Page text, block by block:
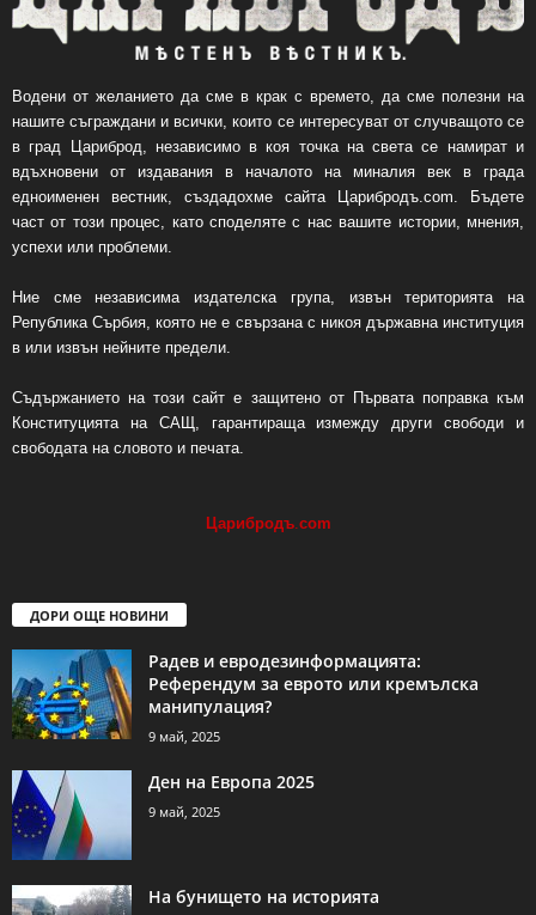
Водени от желанието да сме в крак с времето, да сме полезни на
нашите съграждани и всички, които се интересуват от случващото се
в град Цариброд, независимо в коя точка на света се намират и
вдъхновени от издавания в началото на миналия век в града
едноименен вестник, създадохме сайта Царибродъ.com. Бъдете
част от този процес, като споделяте с нас вашите истории, мнения,
успехи или проблеми.
Ние сме независима издателска група, извън територията на
Република Сърбия, която не е свързана с никоя държавна институция
в или извън нейните предели.
Съдържанието на този сайт е защитено от Първата поправка към
Конституцията на САЩ, гарантираща измежду други свободи и
свободата на словото и печата.
Царибродъ. com
ДОРИ ОЩЕ НОВИНИ
Радев и евродезинформацията:
Референдум за еврото или кремълска
манипулация?
9 май, 2025
Ден на Европа 2025
9 май, 2025
На бунището на историята